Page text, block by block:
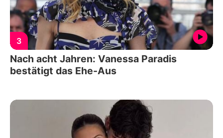
3
Nach acht Jahren: Vanessa Paradis
bestätigt das Ehe-Aus